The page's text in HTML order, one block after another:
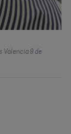
Valencia 9 de